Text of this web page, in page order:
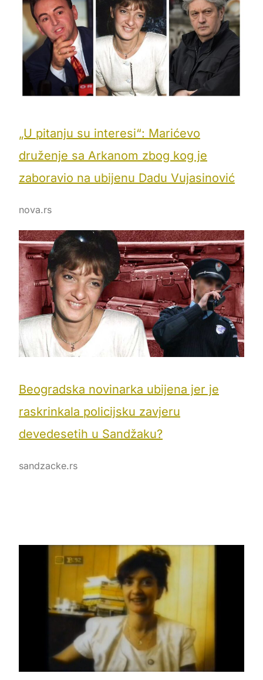
„U pitanju su interesi“: Marićevo
druženje sa Arkanom zbog kog je
zaboravio na ubijenu Dadu Vujasinović
nova.rs
Beogradska novinarka ubijena jer je
raskrinkala policijsku zavjeru
devedesetih u Sandžaku?
sandzacke.rs